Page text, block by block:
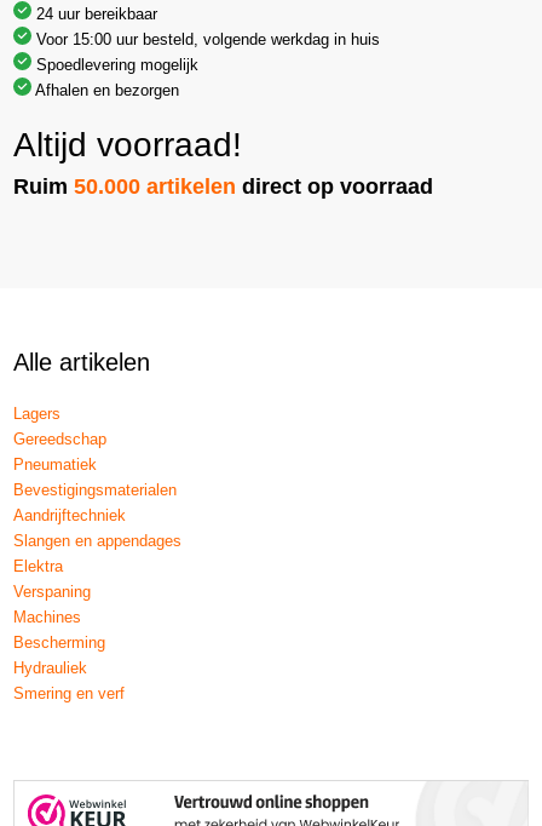
24 uur bereikbaar
Voor 15:00 uur besteld, volgende werkdag in huis
Spoedlevering mogelijk
Afhalen en bezorgen
Altijd voorraad!
Ruim50.000 artikelen direct op voorraad
Alle artikelen
Lagers
Gereedschap
Pneumatiek
Bevestigingsmaterialen
Aandrijftechniek
Slangen en appendages
Elektra
Verspaning
Machines
Bescherming
Hydrauliek
Smering en verf